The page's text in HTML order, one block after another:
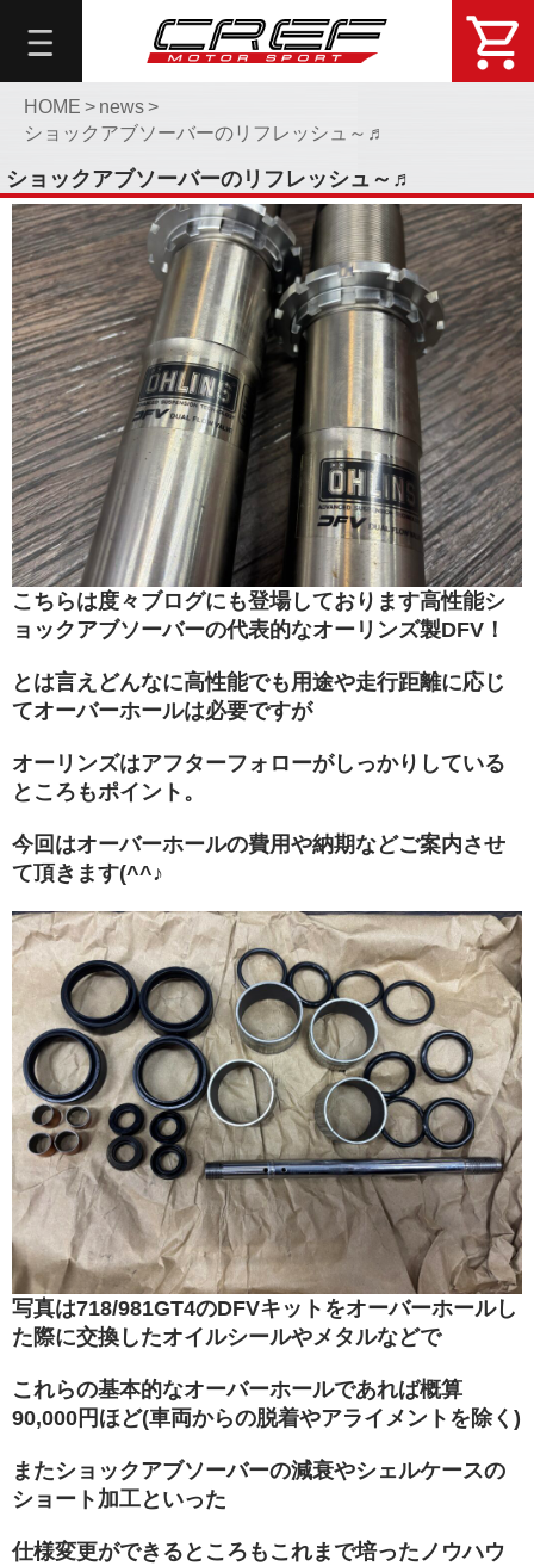
メ
ニ
ュ
About
DemoCar
問
い
合
せ・
予
約
Online
Shop
Blog
menu
Service
products
Car
Sales
Customer
Racing
フ
ィ
ム
GiroDisc
HOME > news>
ショックアブソーバーのリフレッシュ～♬
ショックアブソーバーのリフレッシュ～♬
こちらは度々ブログにも登場しております高性能シ
ョックアブソーバーの代表的なオーリンズ製DFV！
とは言えどんなに高性能でも用途や走行距離に応じ
てオーバーホールは必要ですが
オーリンズはアフターフォローがしっかりしている
ところもポイント。
今回はオーバーホールの費用や納期などご案内させ
て頂きます(^^♪
写真は718/981GT4のDFVキットをオーバーホールし
た際に交換したオイルシールやメタルなどで
これらの基本的なオーバーホールであれば概算
90,000円ほど(車両からの脱着やアライメントを除く)
またショックアブソーバーの減衰やシェルケースの
ショート加工といった
仕様変更ができるところもこれまで培ったノウハウ